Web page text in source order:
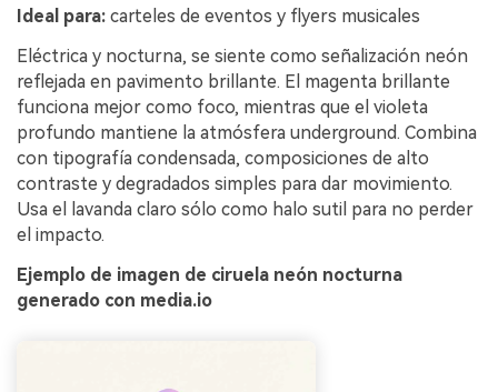
Ideal para: carteles de eventos y flyers musicales
Eléctrica y nocturna, se siente como señalización neón
reflejada en pavimento brillante. El magenta brillante
funciona mejor como foco, mientras que el violeta
profundo mantiene la atmósfera underground. Combina
con tipografía condensada, composiciones de alto
contraste y degradados simples para dar movimiento.
Usa el lavanda claro sólo como halo sutil para no perder
el impacto.
Ejemplo de imagen de ciruela neón nocturna
generado con media.io